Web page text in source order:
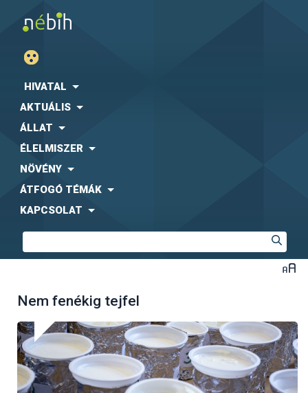
HIVATAL
AKTUÁLIS
ÁLLAT
ÉLELMISZER
NÖVÉNY
ÁTFOGÓ TÉMÁK
KAPCSOLAT
Nem fenékig tejfel